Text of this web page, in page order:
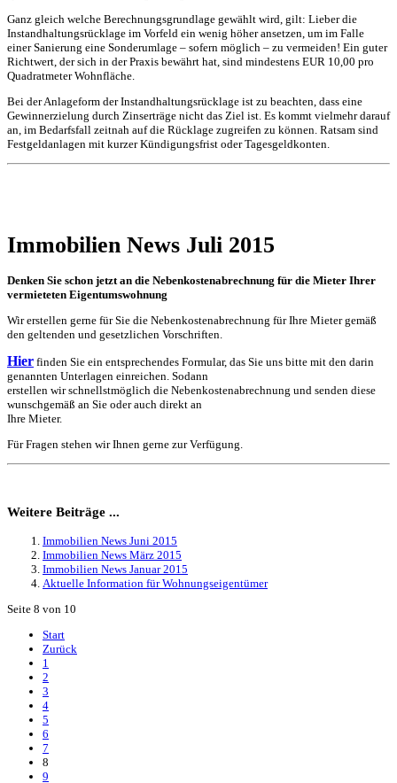
Ganz gleich welche Berechnungsgrundlage gewählt wird, gilt: Lieber die
Instandhaltungsrücklage im Vorfeld ein wenig höher ansetzen, um im Falle
einer Sanierung eine Sonderumlage – sofern möglich – zu vermeiden! Ein guter
Richtwert, der sich in der Praxis bewährt hat, sind mindestens EUR 10,00 pro
Quadratmeter Wohnfläche.
Bei der Anlageform der Instandhaltungsrücklage ist zu beachten, dass eine
Gewinnerzielung durch Zinserträge nicht das Ziel ist. Es kommt vielmehr darauf
an, im Bedarfsfall zeitnah auf die Rücklage zugreifen zu können. Ratsam sind
Festgeldanlagen mit kurzer Kündigungsfrist oder Tagesgeldkonten.
Immobilien News Juli 2015
Denken Sie schon jetzt an die Nebenkostenabrechnung für die Mieter Ihrer
vermieteten Eigentumswohnung
Wir erstellen gerne für Sie die Nebenkostenabrechnung für Ihre Mieter gemäß
den geltenden und gesetzlichen Vorschriften.
Hier finden Sie ein entsprechendes Formular, das Sie uns bitte mit den darin
genannten Unterlagen einreichen. Sodann
erstellen wir schnellstmöglich die Nebenkostenabrechnung und senden diese
wunschgemäß an Sie oder auch direkt an
Ihre Mieter.
Für Fragen stehen wir Ihnen gerne zur Verfügung.
Weitere Beiträge ...
Immobilien News Juni 2015
Immobilien News März 2015
Immobilien News Januar 2015
Aktuelle Information für Wohnungseigentümer
Seite 8 von 10
Start
Zurück
1
2
3
4
5
6
7
8
9